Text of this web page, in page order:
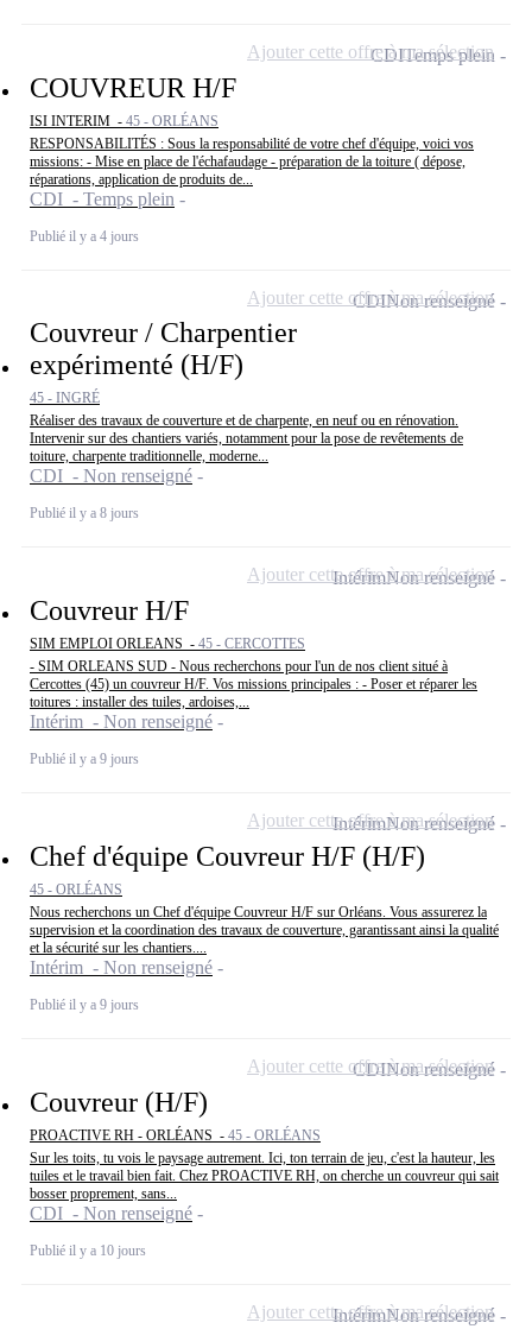
COUVREUR H/F
ISI INTERIM - 45 - ORLÉANS
RESPONSABILITÉS : Sous la responsabilité de votre chef d'équipe, voici vos
missions: - Mise en place de l'échafaudage - préparation de la toiture ( dépose,
réparations, application de produits de...
CDI - Temps plein
Publié il y a 4 jours
CDITemps plein
Ajouter cette offre à ma sélection
Couvreur / Charpentier
expérimenté (H/F)
45 - INGRÉ
Réaliser des travaux de couverture et de charpente, en neuf ou en rénovation.
Intervenir sur des chantiers variés, notamment pour la pose de revêtements de
toiture, charpente traditionnelle, moderne...
CDI - Non renseigné
Publié il y a 8 jours
CDINon renseigné
Ajouter cette offre à ma sélection
Couvreur H/F
SIM EMPLOI ORLEANS - 45 - CERCOTTES
- SIM ORLEANS SUD - Nous recherchons pour l'un de nos client situé à
Cercottes (45) un couvreur H/F. Vos missions principales : - Poser et réparer les
toitures : installer des tuiles, ardoises,...
Intérim - Non renseigné
Publié il y a 9 jours
IntérimNon renseigné
Ajouter cette offre à ma sélection
Chef d'équipe Couvreur H/F (H/F)
45 - ORLÉANS
Nous recherchons un Chef d'équipe Couvreur H/F sur Orléans. Vous assurerez la
supervision et la coordination des travaux de couverture, garantissant ainsi la qualité
et la sécurité sur les chantiers....
Intérim - Non renseigné
Publié il y a 9 jours
IntérimNon renseigné
Ajouter cette offre à ma sélection
Couvreur (H/F)
PROACTIVE RH - ORLÉANS - 45 - ORLÉANS
Sur les toits, tu vois le paysage autrement. Ici, ton terrain de jeu, c'est la hauteur, les
tuiles et le travail bien fait. Chez PROACTIVE RH, on cherche un couvreur qui sait
bosser proprement, sans...
CDI - Non renseigné
Publié il y a 10 jours
CDINon renseigné
Ajouter cette offre à ma sélection
IntérimNon renseigné
Ajouter cette offre à ma sélection